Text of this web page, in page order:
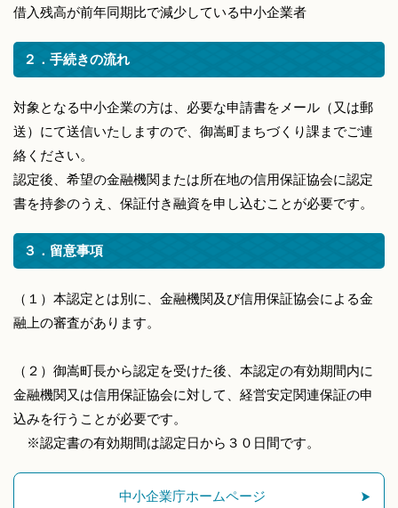
借入残高が前年同期比で減少している中小企業者
２．手続きの流れ
対象となる中小企業の方は、必要な申請書をメール（又は郵
送）にて送信いたしますので、御嵩町まちづくり課までご連
絡ください。
認定後、希望の金融機関または所在地の信用保証協会に認定
書を持参のうえ、保証付き融資を申し込むことが必要です。
３．留意事項
（１）本認定とは別に、金融機関及び信用保証協会による金
融上の審査があります。
（２）御嵩町長から認定を受けた後、本認定の有効期間内に
金融機関又は信用保証協会に対して、経営安定関連保証の申
込みを行うことが必要です。
※認定書の有効期間は認定日から３０日間です。
中小企業庁ホームページ